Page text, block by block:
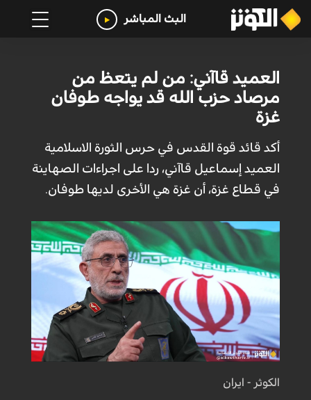
البث المباشر
العميد قاآني: من لم يتعظ من
مرصاد حزب الله قد يواجه طوفان
غزة
أكد قائد قوة القدس في حرس الثورة الاسلامية
العميد إسماعيل قاآني، ردا على اجراءات الصهاينة
في قطاع غزة، أن غزة هي الأخرى لديها طوفان.
الكوثر - ايران